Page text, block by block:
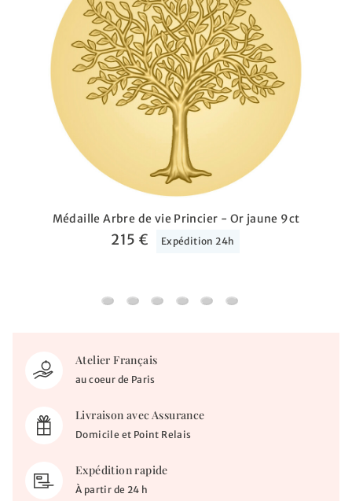
Médaille Arbre de vie Princier - Or jaune 9ct
215 € Expédition 24h
Médaille Arbre de vie Princier - Or jaune 9ct
Médaille Arbre de vie Princier - Or blanc
Médaille Petit Prince "save the
Médaille Arbres de vie au
Médaille Arbre de vie
Atelier Français
au coeur de Paris
Livraison avec Assurance
Domicile et Point Relais
Expédition rapide
À partir de 24 h